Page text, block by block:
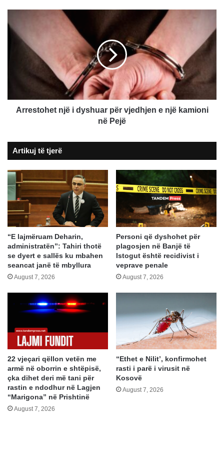
me
qenie
njerëzore"
një
dyshuar
kamioni
Arrestohet një i dyshuar për vjedhjen e një kamioni
në Pejë
Artikuj të tjerë
“E lajmëruam Deharin,
administratën”: Tahiri thotë
se dyert e sallës ku mbahen
seancat janë të mbyllura
August 7, 2026
Personi që dyshohet për
plagosjen në Banjë të
Istogut është recidivist i
veprave penale
August 7, 2026
22 vjeçari qëllon vetën me
armë në oborrin e shtëpisë,
çka dihet deri më tani për
rastin e ndodhur në Lagjen
“Marigona” në Prishtinë
August 7, 2026
“Ethet e Nilit’, konfirmohet
rasti i parë i virusit në
Kosovë
August 7, 2026